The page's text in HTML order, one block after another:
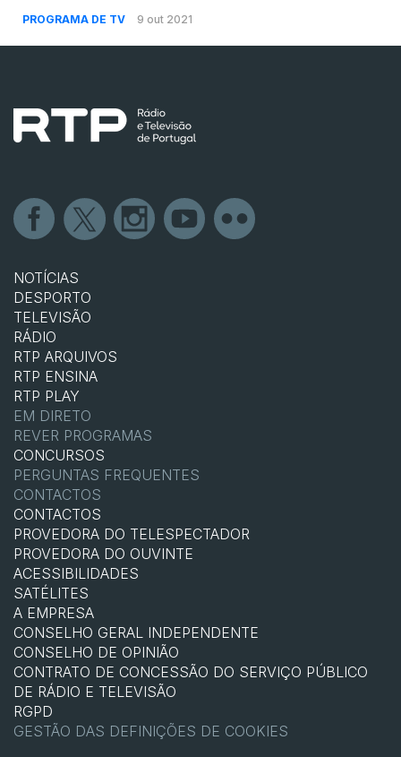
PROGRAMA DE TV 9 out 2021
NOTÍCIAS
DESPORTO
TELEVISÃO
RÁDIO
RTP ARQUIVOS
RTP ENSINA
RTP PLAY
EM DIRETO
REVER PROGRAMAS
CONCURSOS
PERGUNTAS FREQUENTES
CONTACTOS
CONTACTOS
PROVEDORA DO TELESPECTADOR
PROVEDORA DO OUVINTE
ACESSIBILIDADES
SATÉLITES
A EMPRESA
CONSELHO GERAL INDEPENDENTE
CONSELHO DE OPINIÃO
CONTRATO DE CONCESSÃO DO SERVIÇO PÚBLICO
DE RÁDIO E TELEVISÃO
RGPD
GESTÃO DAS DEFINIÇÕES DE COOKIES